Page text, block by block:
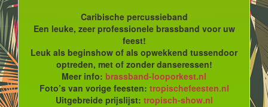
Caribische percussieband
Een leuke, zeer professionele brassband voor uw
feest!
Leuk als beginshow of als opwekkend tussendoor
optreden, met of zonder danseressen!
Meer info: brassband-looporkest.nl
Foto’s van vorige feesten: tropischefeesten.nl
Uitgebreide prijslijst: tropisch-show.nl